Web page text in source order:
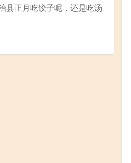
县正月吃饺子呢，还是吃汤